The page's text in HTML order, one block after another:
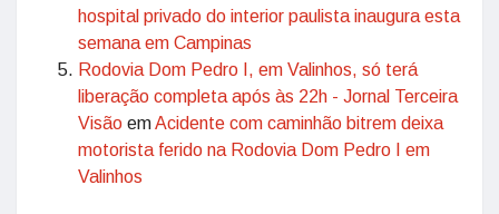
hospital privado do interior paulista inaugura esta
semana em Campinas
Rodovia Dom Pedro I, em Valinhos, só terá
liberação completa após às 22h - Jornal Terceira
Visão emAcidente com caminhão bitrem deixa
motorista ferido na Rodovia Dom Pedro I em
Valinhos